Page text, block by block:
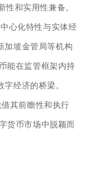
性和实用性兼备。
心化特性与实体经
加坡金管局等机构
能在监管框架内持
经济的桥梁。
其前瞻性和执行
货币市场中脱颖而